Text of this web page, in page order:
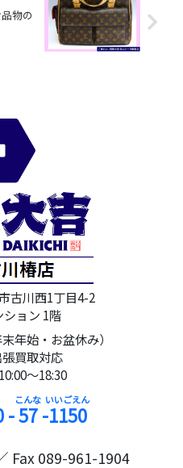
物の
古川西1丁目4-2
ョン 1階
年始・お盆休み）
買取対応
～18:30
-57-1150
Fax 089-961-1904